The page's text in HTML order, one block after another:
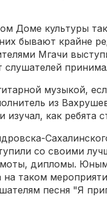
Доме культуры
бывают крайне
Мгачи
музыкой,
из
как ребята
со своими
дипломы.
таком
песня "Я